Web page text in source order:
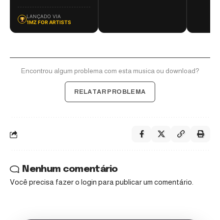
LANÇADO VIA
1MZ FOR ARTISTS
Encontrou algum problema com esta musica ou download?
RELATAR PROBLEMA
Nenhum comentário
Você precisa fazer o login para publicar um comentário.